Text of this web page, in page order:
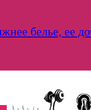
белье, ее